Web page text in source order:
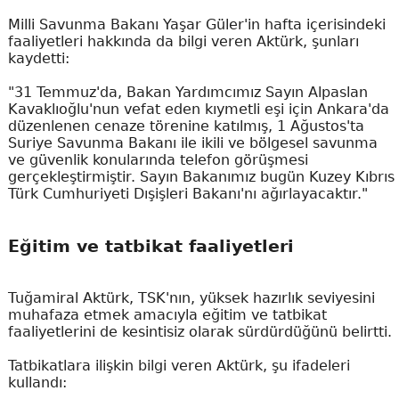
Milli Savunma Bakanı Yaşar Güler'in hafta içerisindeki
faaliyetleri hakkında da bilgi veren Aktürk, şunları
kaydetti:
"31 Temmuz'da, Bakan Yardımcımız Sayın Alpaslan
Kavaklıoğlu'nun vefat eden kıymetli eşi için Ankara'da
düzenlenen cenaze törenine katılmış, 1 Ağustos'ta
Suriye Savunma Bakanı ile ikili ve bölgesel savunma
ve güvenlik konularında telefon görüşmesi
gerçekleştirmiştir. Sayın Bakanımız bugün Kuzey Kıbrıs
Türk Cumhuriyeti Dışişleri Bakanı'nı ağırlayacaktır."
Eğitim ve tatbikat faaliyetleri
Tuğamiral Aktürk, TSK'nın, yüksek hazırlık seviyesini
muhafaza etmek amacıyla eğitim ve tatbikat
faaliyetlerini de kesintisiz olarak sürdürdüğünü belirtti.
Tatbikatlara ilişkin bilgi veren Aktürk, şu ifadeleri
kullandı: